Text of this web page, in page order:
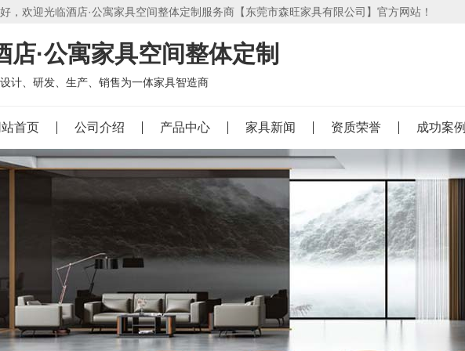
，欢迎光临酒店·公寓家具空间整体定制服务商【东莞市森旺家具有限公司】官方网站！
店·公寓家具空间整体定制
计、研发、生产、销售为一体家具智造商
首页 公司介绍 产品中心 家具新闻 资质荣誉 成功案例